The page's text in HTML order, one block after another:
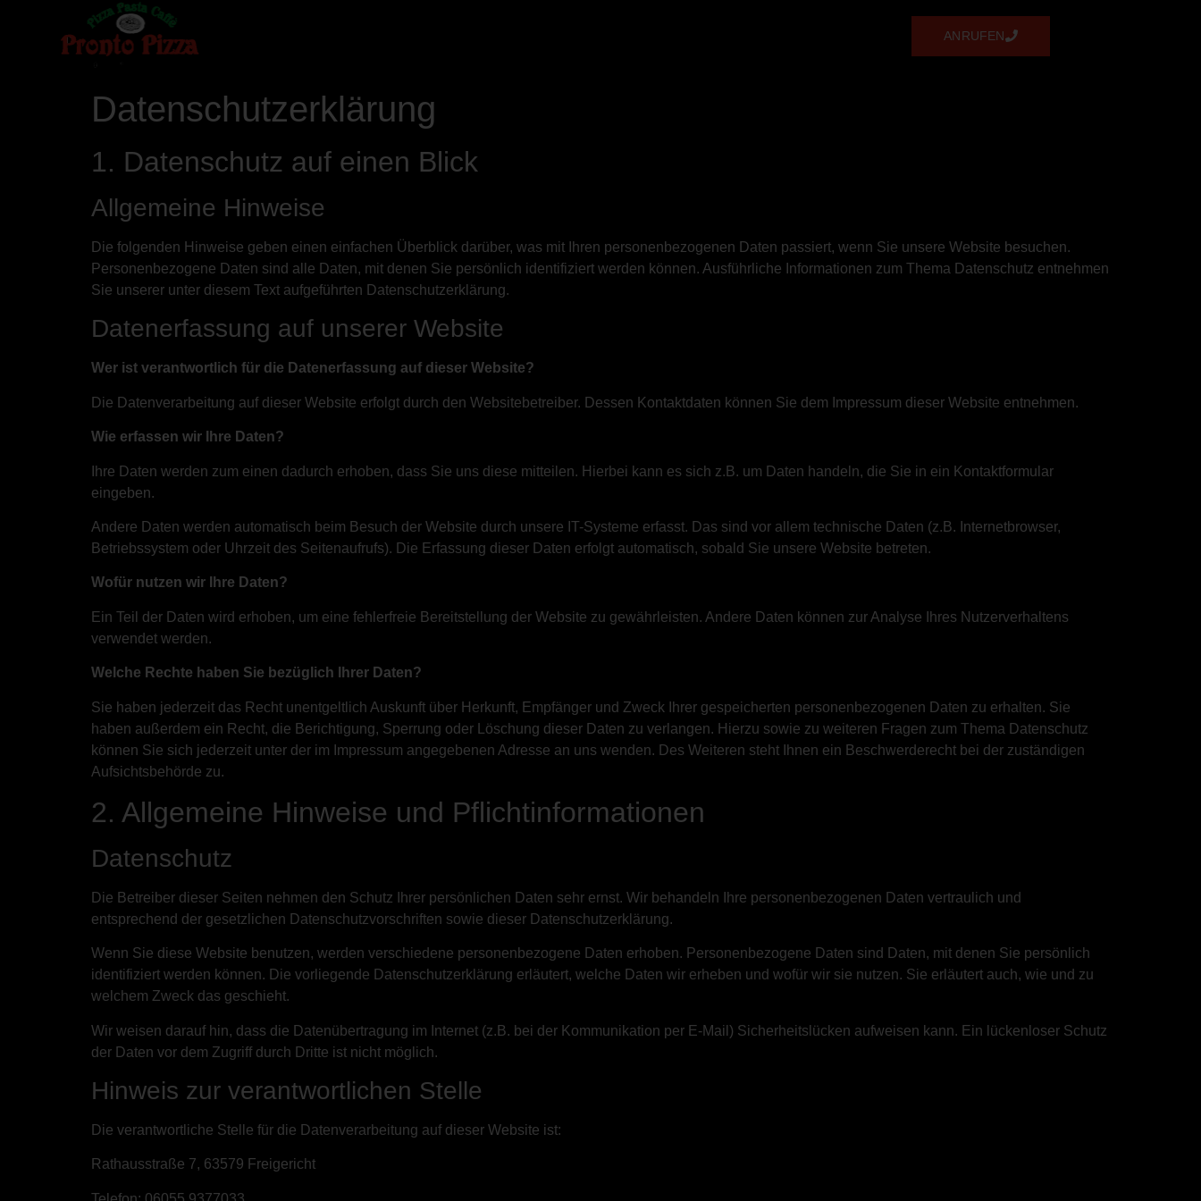
ANRUFEN
Datenschutzerklärung
1. Datenschutz auf einen Blick
Allgemeine Hinweise
Die folgenden Hinweise geben einen einfachen Überblick darüber, was mit Ihren personenbezogenen Daten passiert, wenn Sie unsere Website besuchen.
Personenbezogene Daten sind alle Daten, mit denen Sie persönlich identifiziert werden können. Ausführliche Informationen zum Thema Datenschutz entnehmen
Sie unserer unter diesem Text aufgeführten Datenschutzerklärung.
Datenerfassung auf unserer Website
Wer ist verantwortlich für die Datenerfassung auf dieser Website?
Die Datenverarbeitung auf dieser Website erfolgt durch den Websitebetreiber. Dessen Kontaktdaten können Sie dem Impressum dieser Website entnehmen.
Wie erfassen wir Ihre Daten?
Ihre Daten werden zum einen dadurch erhoben, dass Sie uns diese mitteilen. Hierbei kann es sich z.B. um Daten handeln, die Sie in ein Kontaktformular
eingeben.
Andere Daten werden automatisch beim Besuch der Website durch unsere IT-Systeme erfasst. Das sind vor allem technische Daten (z.B. Internetbrowser,
Betriebssystem oder Uhrzeit des Seitenaufrufs). Die Erfassung dieser Daten erfolgt automatisch, sobald Sie unsere Website betreten.
Wofür nutzen wir Ihre Daten?
Ein Teil der Daten wird erhoben, um eine fehlerfreie Bereitstellung der Website zu gewährleisten. Andere Daten können zur Analyse Ihres Nutzerverhaltens
verwendet werden.
Welche Rechte haben Sie bezüglich Ihrer Daten?
Sie haben jederzeit das Recht unentgeltlich Auskunft über Herkunft, Empfänger und Zweck Ihrer gespeicherten personenbezogenen Daten zu erhalten. Sie
haben außerdem ein Recht, die Berichtigung, Sperrung oder Löschung dieser Daten zu verlangen. Hierzu sowie zu weiteren Fragen zum Thema Datenschutz
können Sie sich jederzeit unter der im Impressum angegebenen Adresse an uns wenden. Des Weiteren steht Ihnen ein Beschwerderecht bei der zuständigen
Aufsichtsbehörde zu.
2. Allgemeine Hinweise und Pflichtinformationen
Datenschutz
Die Betreiber dieser Seiten nehmen den Schutz Ihrer persönlichen Daten sehr ernst. Wir behandeln Ihre personenbezogenen Daten vertraulich und
entsprechend der gesetzlichen Datenschutzvorschriften sowie dieser Datenschutzerklärung.
Wenn Sie diese Website benutzen, werden verschiedene personenbezogene Daten erhoben. Personenbezogene Daten sind Daten, mit denen Sie persönlich
identifiziert werden können. Die vorliegende Datenschutzerklärung erläutert, welche Daten wir erheben und wofür wir sie nutzen. Sie erläutert auch, wie und zu
welchem Zweck das geschieht.
Wir weisen darauf hin, dass die Datenübertragung im Internet (z.B. bei der Kommunikation per E-Mail) Sicherheitslücken aufweisen kann. Ein lückenloser Schutz
der Daten vor dem Zugriff durch Dritte ist nicht möglich.
Hinweis zur verantwortlichen Stelle
Die verantwortliche Stelle für die Datenverarbeitung auf dieser Website ist:
Rathausstraße 7, 63579 Freigericht